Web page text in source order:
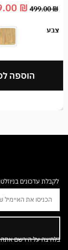
499.00₪
₪
צבע
הוספה
לקבלת עדכונים
בלחיצה על הירשם